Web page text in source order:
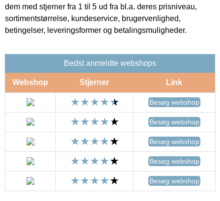
dem med stjerner fra 1 til 5 ud fra bl.a. deres prisniveau,
sortimentstørrelse, kundeservice, brugervenlighed,
betingelser, leveringsformer og betalingsmuligheder.
Bedst anmeldte webshops
Webshop Stjerner Link
Besøg webshop
Besøg webshop
Besøg webshop
Besøg webshop
Besøg webshop